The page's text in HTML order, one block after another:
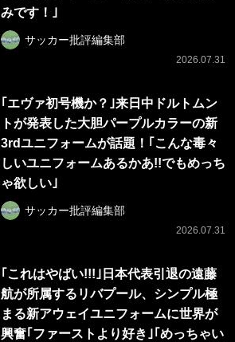
みです！｣
サッカー批評編集部
2026.07.31
｢エヴァ初号機か？｣来日中ドルトムン
トが発表した大胆パープルカラーの新
3rdユニフォームが話題！｢こんな毒々
しいユニフォームあるかあ!!でもめっち
ゃ欲しい｣
サッカー批評編集部
2026.07.31
｢これはやばい!!!｣日本代表引退の遠藤
航が所属するリバプール、シンプル極
まる新アウェイユニフォームに世界が
興奮｢ファーストより好き｣｢めっちゃい